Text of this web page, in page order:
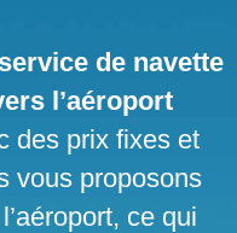
service de navette
l’aéroport
des prix fixes et
vous proposons
ce qui